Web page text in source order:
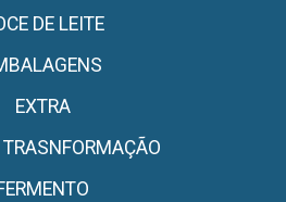
DE LEITE
EXTRA